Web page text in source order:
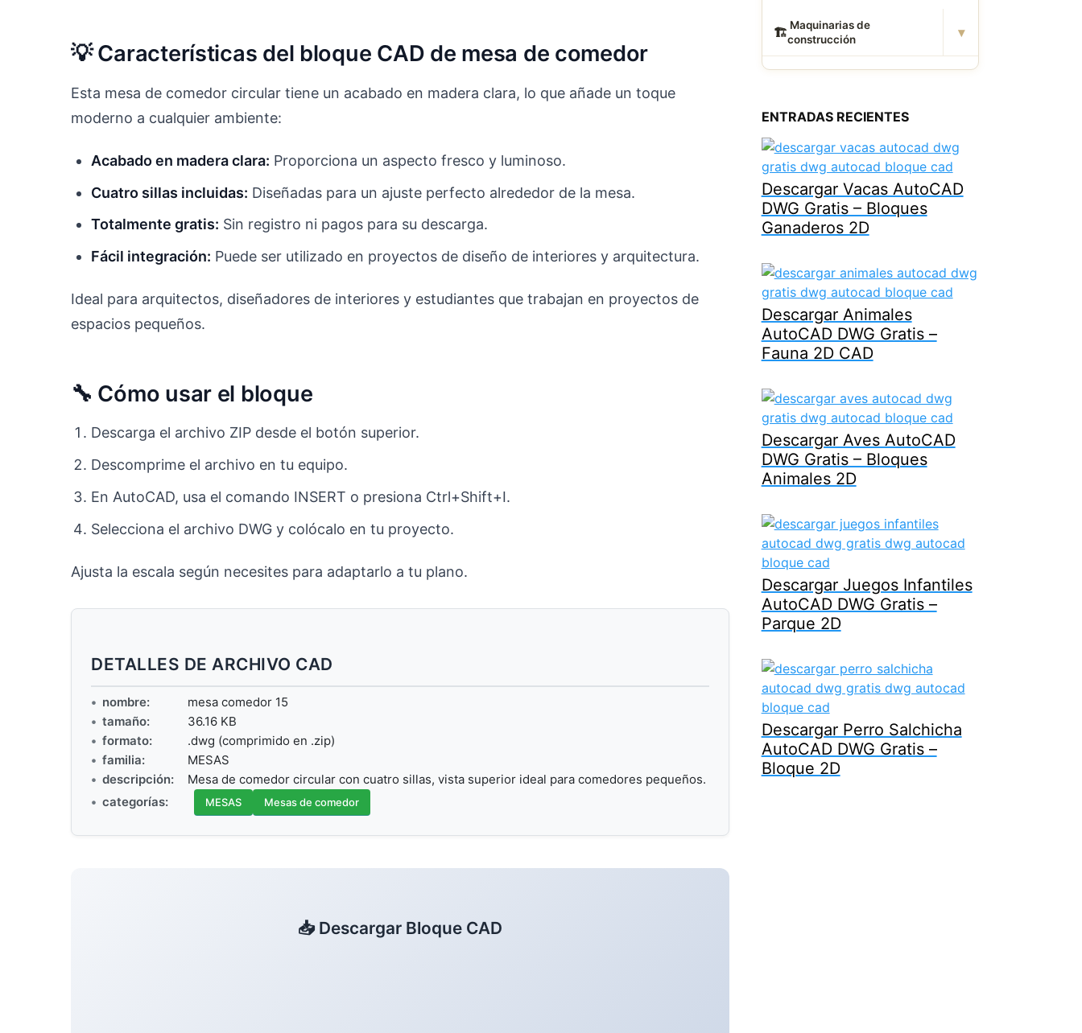
💡 Características del bloque CAD de mesa de comedor
Esta mesa de comedor circular tiene un acabado en madera clara, lo que añade un toque
moderno a cualquier ambiente:
Acabado en madera clara: Proporciona un aspecto fresco y luminoso.
Cuatro sillas incluidas: Diseñadas para un ajuste perfecto alrededor de la mesa.
Totalmente gratis: Sin registro ni pagos para su descarga.
Fácil integración: Puede ser utilizado en proyectos de diseño de interiores y arquitectura.
Ideal para arquitectos, diseñadores de interiores y estudiantes que trabajan en proyectos de
espacios pequeños.
🔧 Cómo usar el bloque
Descarga el archivo ZIP desde el botón superior.
Descomprime el archivo en tu equipo.
En AutoCAD, usa el comando INSERT o presiona Ctrl+Shift+I.
Selecciona el archivo DWG y colócalo en tu proyecto.
Ajusta la escala según necesites para adaptarlo a tu plano.
DETALLES DE ARCHIVO CAD
nombre:
mesa comedor 15
tamaño:
36.16 KB
formato:
.dwg (comprimido en .zip)
familia:
MESAS
descripción:
Mesa de comedor circular con cuatro sillas, vista superior ideal para comedores pequeños.
categorías:
MESAS Mesas de comedor
📥 Descargar Bloque CAD
🏗 ️ Maquinarias de
construcción
▾
ENTRADAS RECIENTES
Descargar Vacas AutoCAD
DWG Gratis – Bloques
Ganaderos 2D
Descargar Animales
AutoCAD DWG Gratis –
Fauna 2D CAD
Descargar Aves AutoCAD
DWG Gratis – Bloques
Animales 2D
Descargar Juegos Infantiles
AutoCAD DWG Gratis –
Parque 2D
Descargar Perro Salchicha
AutoCAD DWG Gratis –
Bloque 2D